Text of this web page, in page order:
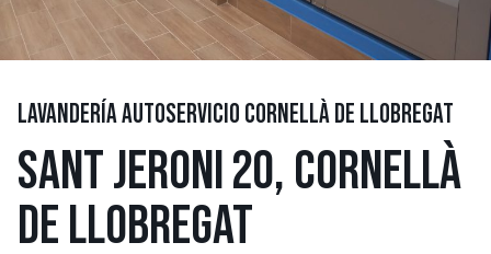
LAVANDERÍA AUTOSERVICIO CORNELLÀ DE LLOBREGAT
SANT JERONI 20, CORNELLÀ
DE LLOBREGAT